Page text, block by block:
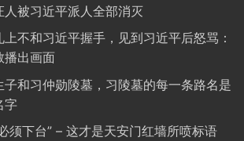
被习近平派人全部消灭
不和习近平握手，见到习近平后怒骂：
播出画面
子和习仲勋陵墓，习陵墓的每一条路名是
字
须下台” – 这才是天安门红墙所喷标语